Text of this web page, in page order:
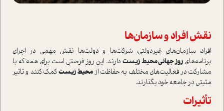
نقش افراد و سازمان‌ها
افراد، سازمان‌های غیردولتی، شرکت‌ها و دولت‌ها نقش مهمی در اجرای
برنامه‌های روز جهانی محیط زیست دارند. این روز فرصتی ا‌ست برای همه که با
مشارکت در فعالیت‌های مختلف به حفاظت ازمحیط زیستکمک کنند و تاثیر
مثبتی در جامعه خود بگذارند.
تأثیرات